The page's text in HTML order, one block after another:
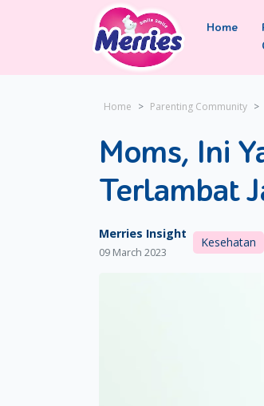
Home
Home Parenting Community
Moms, Ini
Terlambat
Merries Insight
09 March 2023
Kesehatan